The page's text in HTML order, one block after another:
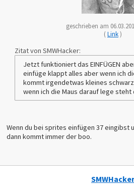
geschrieben am
(Link)
Zitat von SMWHacker:
Jetzt funktioniert das EINFÜGEN
einfüge klappt alles aber wenn ich
kommt irgendetwas kleines
wenn ich die Maus darauf lege steht
Wenn du bei sprites einfügen 37 eingibst
dann kommt immer der boo.
SMWHacker